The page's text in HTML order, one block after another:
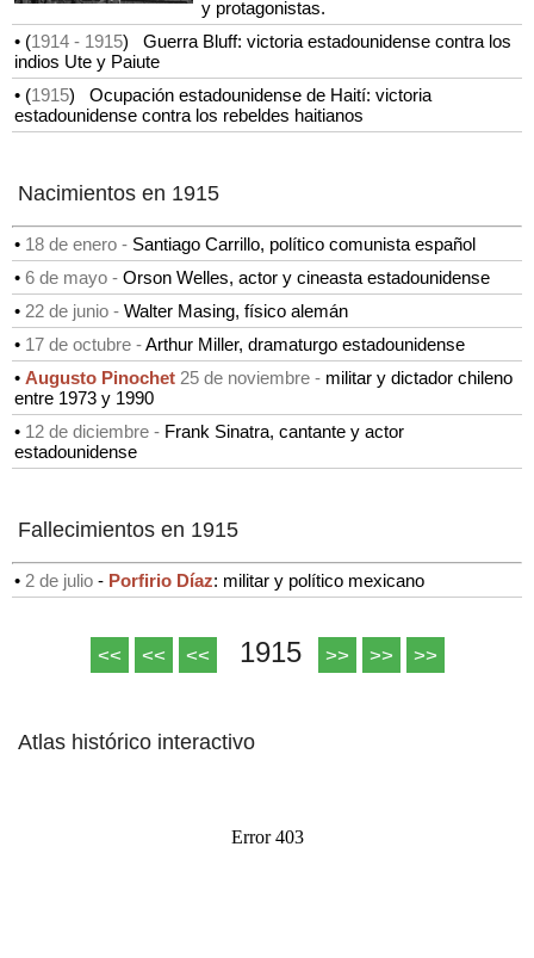
y protagonistas.
• (1914 - 1915)
Guerra Bluff: victoria estadounidense contra los
indios Ute y Paiute
• (1915)
Ocupación estadounidense de Haití: victoria
estadounidense contra los rebeldes haitianos
Nacimientos en 1915
• 18 de enero - Santiago Carrillo, político comunista español
• 6 de mayo - Orson Welles, actor y cineasta estadounidense
• 22 de junio - Walter Masing, físico alemán
• 17 de octubre -Arthur Miller, dramaturgo estadounidense
• Augusto Pinochet 25 de noviembre - militar y dictador chileno
entre 1973 y 1990
• 12 de diciembre - Frank Sinatra, cantante y actor
estadounidense
Fallecimientos en 1915
• 2 de julio - Porfirio Díaz: militar y político mexicano
<< << << 1915 >> >> >>
Atlas histórico interactivo